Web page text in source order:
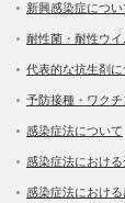
新興感染症につい
耐性菌・耐性ウ
代表的な抗生剤に
予防接種・ワク
感染症法について
感染症法におけ
感染症法におけ